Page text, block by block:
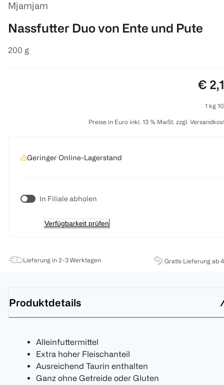
Mjamjam
Nassfutter Duo von Ente und Pute
200 g
€
1 kg
Preise in Euro inkl. 13 % MwSt. zzgl.
Geringer Online-Lagerstand
In Filiale abholen
Verfügbarkeit prüfen
Lieferung in 2-3 Werktagen Gratis Lieferung ab
Produktdetails
Alleinfuttermittel
Extra hoher Fleischanteil
Ausreichend Taurin enthalten
Ganz ohne Getreide oder Gluten